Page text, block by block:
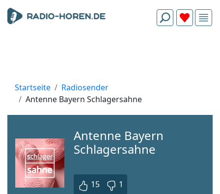
Startseite
Radiosender
Antenne Bayern Schlagersahne
Antenne Bayern
Schlagersahne
15 1